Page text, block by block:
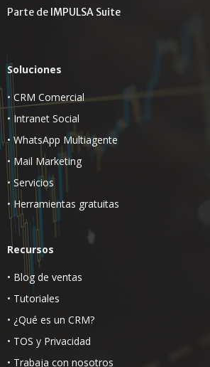
Parte de IMPULSA Suite
Soluciones
•CRM Comercial
• Intranet Social
• WhatsApp Multiagente
• Mail Marketing
• Servicios
•Herramientas gratuitas
Recursos
• Blog de ventas
• Tutoriales
• ¿Qué es un CRM?
• TOS y Privacidad
• Trabaja con nosotros